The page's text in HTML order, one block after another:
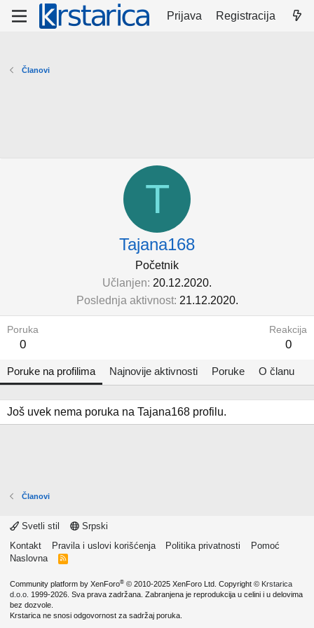
Prijava Registracija
Članovi
T
Tajana168
Početnik
Učlanjen 20.12.2020.
Poslednja aktivnost 21.12.2020.
Poruka
0
Reakcija
0
Poruke na profilima Najnovije aktivnosti Poruke O članu
Još uvek nema poruka na Tajana168 profilu.
Članovi
Svetli stil
Srpski
Kontakt
Pravila i uslovi korišćenja Politika privatnosti
Pomoć
Naslovna
R
Community platform by XenForo® © 2010-2025 XenForo Ltd. Copyright © Krstarica
d.o.o. 1999-2026. Sva prava zadržana. Zabranjena je reprodukcija u celini i u delovima
bez dozvole.
Krstarica ne snosi odgovornost za sadržaj poruka.